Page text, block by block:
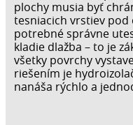
plochy musia byť
tesniacich vrstiev pod
potrebné správne
kladie dlažba – to je
všetky povrchy
riešením je
nanáša rýchlo a